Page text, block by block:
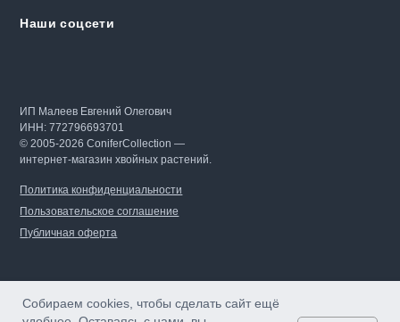
Собираем cookies, чтобы сделать сайт ещё
Наши соцсети
ИП Малеев Евгений Олегович
ИНН: 772796693701
© 2005-2026 ConiferCollection —
интернет-магазин хвойных растений.
Политика конфиденциальности
Пользовательское соглашение
Публичная оферта